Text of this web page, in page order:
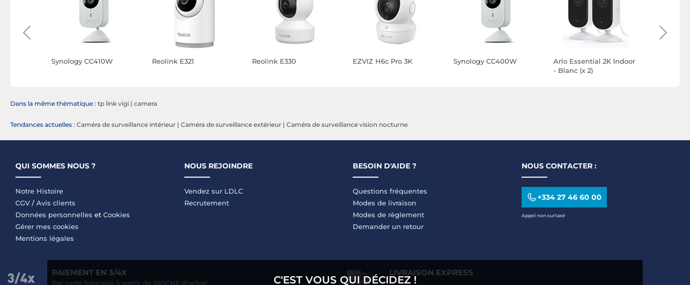
Synology CC410W Reolink E321 Reolink E330 EZVIZ H6c Pro 3K Synology CC400W
Arlo Essential 2K Indoor
- Blanc (x 2)
Dans la même thématique : tp link vigi | camera
Tendances actuelles : Caméra de surveillance intérieur | Caméra de surveillance extérieur | Caméra de surveillance vision nocturne
QUI SOMMES NOUS ?
Notre Histoire
CGV / Avis clients
Données personnelles et Cookies
Gérer mes cookies
Mentions légales
NOUS REJOINDRE
Vendez sur LDLC
Recrutement
BESOIN D'AIDE ?
Questions fréquentes
Modes de livraison
Modes de règlement
Demander un retour
NOUS CONTACTER :
+334 27 46 60 00
Appel non surtaxé
PAIEMENT EN 3/4X
Par carte bancaire à partir de 100CHF d'achat.
LIVRAISON EXPRESS
C'EST VOUS QUI DÉCIDEZ !